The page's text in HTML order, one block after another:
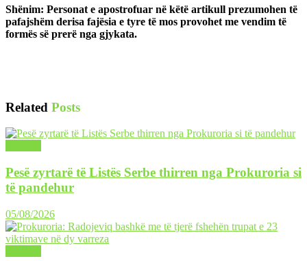
Shënim: Personat e apostrofuar në këtë artikull prezumohen të
pafajshëm derisa fajësia e tyre të mos provohet me vendim të
formës së prerë nga gjykata.
Related Posts
Pesë zyrtarë të Listës Serbe thirren nga Prokuroria si
të pandehur
05/08/2026